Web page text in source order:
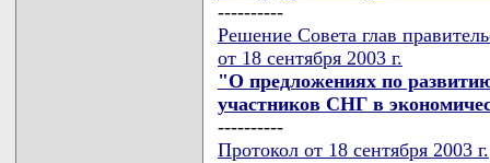
----------
Решение Совета глав
от 18 сентября 2003 г.
"О предложениях по
участников СНГ в
----------
Протокол от 18 сентября 2003 г.